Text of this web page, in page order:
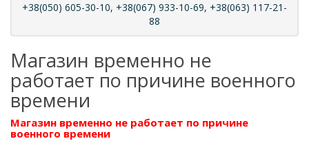
+38(050) 605-30-10, +38(067) 933-10-69, +38(063) 117-21-
88
Магазин временно не
работает по причине военного
времени
Магазин временно не работает по причине
военного времени